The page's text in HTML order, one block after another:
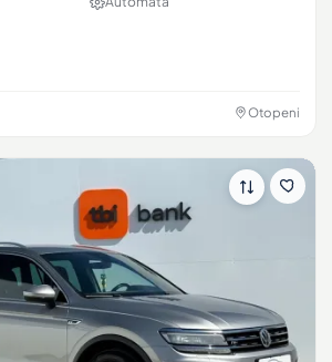
Otopeni